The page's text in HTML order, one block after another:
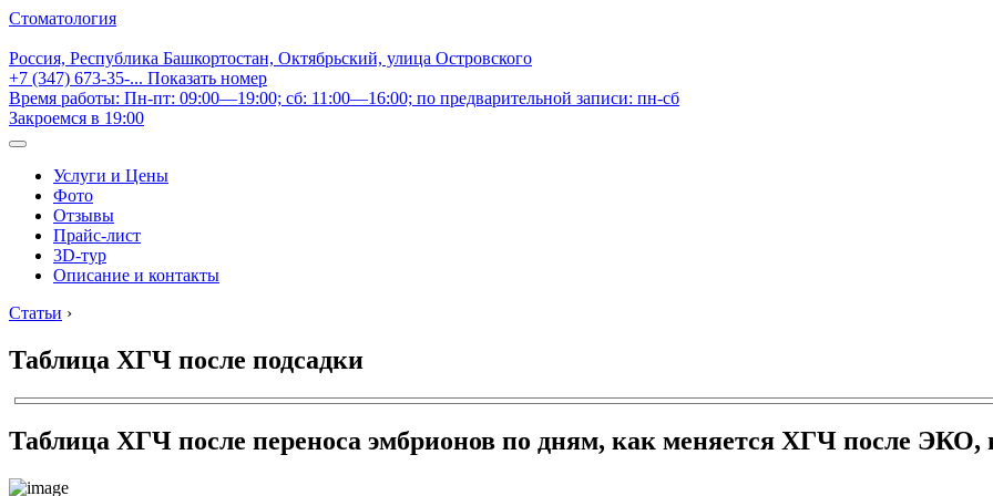
Стоматология
Россия, Республика Башкортостан, Октябрьский, улица Островского
+7 (347) 673-35-... Показать номер
Время работы: Пн-пт: 09:00—19:00; сб: 11:00—16:00; по предварительной записи: пн-сб
Закроемся в 19:00
Услуги и Цены
Фото
Отзывы
Прайс-лист
3D-тур
Описание и контакты
Статьи ›
Таблица ХГЧ после подсадки
Таблица ХГЧ после переноса эмбрионов по дням, как меняется ХГЧ после